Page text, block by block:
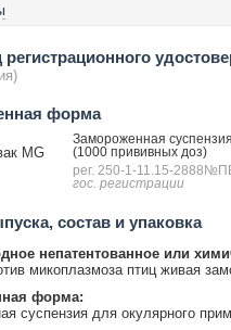
форма
MG
Замороженная
(1000 прививных доз)
рег. 250-1-11.15-
гос. регистрации
состав и упаковка
непатентованное или
микоплазмоза птиц живая
форма:
суспензия для окулярного